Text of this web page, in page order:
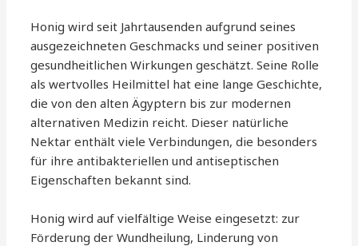
Honig wird seit Jahrtausenden aufgrund seines
ausgezeichneten Geschmacks und seiner positiven
gesundheitlichen Wirkungen geschätzt. Seine Rolle
als wertvolles Heilmittel hat eine lange Geschichte,
die von den alten Ägyptern bis zur modernen
alternativen Medizin reicht. Dieser natürliche
Nektar enthält viele Verbindungen, die besonders
für ihre antibakteriellen und antiseptischen
Eigenschaften bekannt sind.
Honig wird auf vielfältige Weise eingesetzt: zur
Förderung der Wundheilung, Linderung von